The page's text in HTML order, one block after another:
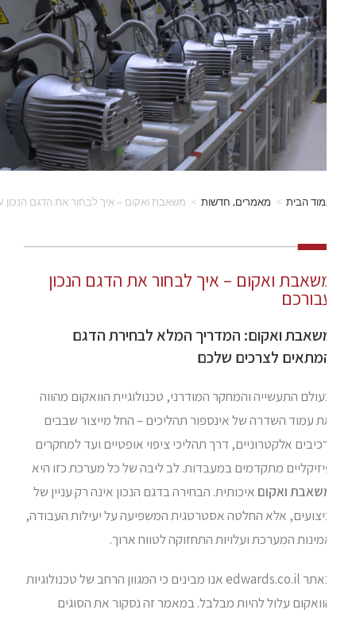
הבית > מאמרים, חדשות > משאבת ואקום – איך לבחור את הדגם הנכון עבורכם
ואקום – איך לבחור את הדגם הנכון
ואקום: המדריך המלא לבחירת הדגם
לצרכים שלכם
התעשייה והמחקר המודרני, טכנולוגיית הוואקום מהווה
עמוד השדרה של אינספור תהליכים – החל מייצור שבבים
אלקטרוניים, דרך תהליכי ציפוי אופטיים ועד למחקרים
מתקדמים במעבדות. לב ליבה של כל מערכת כזו היא
ואקוםאיכותית. הבחירה בדגם הנכון אינה רק עניין של
אלא החלטה אסטרטגית המשפיעה על יעילות העבודה,
המערכת ועלויות התחזוקה לטווח ארוך.
באתר edwards.co.il אנו מבינים כי המגוון הרחב של טכנולוגיות
עלול להיות מבלבל. במאמר זה נסקור את הסוגים